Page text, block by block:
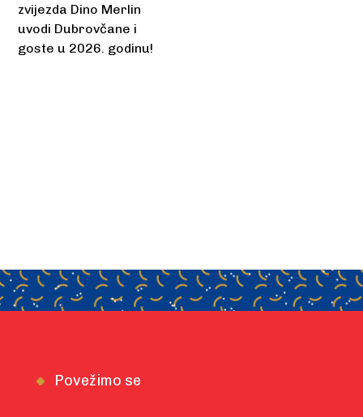
zvijezda Dino Merlin
uvodi Dubrovčane i
goste u 2026. godinu!
Povežimo se